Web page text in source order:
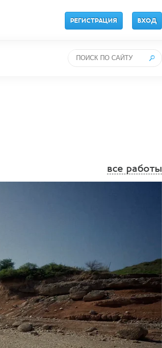
РЕГИСТРАЦИЯ ВХОД
все работы